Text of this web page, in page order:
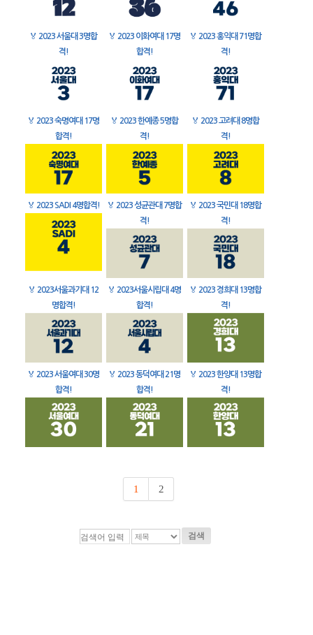
🏅 2023 서울대 3명합
격!
🏅 2023 이화여대 17명
합격!
🏅 2023 홍익대 71명합
격!
🏅 2023 숙명여대 17명
합격!
🏅 2023 한예종 5명합
격!
🏅 2023 고려대 8명합
격!
🏅 2023 SADI 4명합격! 🏅 2023 성균관대 7명합
격!
🏅 2023 국민대 18명합
격!
🏅 2023서울과기대 12
명합격!
🏅 2023서울시립대 4명
합격!
🏅 2023 경희대 13명합
격!
🏅 2023 서울여대 30명
합격!
🏅 2023 동덕여대 21명
합격!
🏅 2023 한양대 13명합
격!
1 2
검색